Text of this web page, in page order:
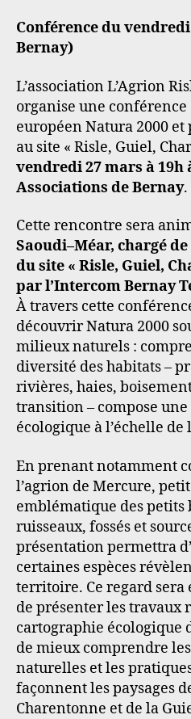
Conférence du
Bernay)
L’association L’Agrion
organise une conférence
européen Natura 2000
au site « Risle, Guiel,
vendredi 27 mars à 19h
Associations de Bernay.
Cette rencontre sera
Saoudi–Méar, chargé
du site « Risle, Guiel,
par l’Intercom Bernay
À travers cette
découvrir Natura 2000
milieux naturels :
diversité des habitats –
rivières, haies,
transition – compose
écologique à l’échelle de
En prenant notamment
l’agrion de Mercure,
emblématique des petits
ruisseaux, fossés et
présentation permettra
certaines espèces
territoire. Ce regard sera
de présenter les travaux
cartographie écologique
de mieux comprendre
naturelles et les
façonnent les paysages
Charentonne et de la